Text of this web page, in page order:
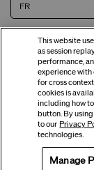
Shiseido Co.,
ModalitésPolitique de
Offres
This website
as session
performance,
experience with
for cross
cookies is
including how
button. By
to our Privacy
technologies.
Manage